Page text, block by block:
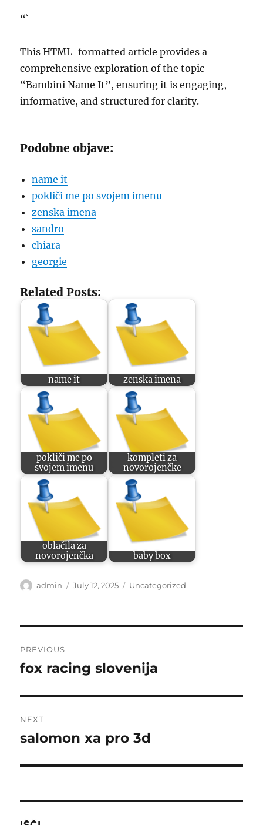
“`
This HTML-formatted article provides a
comprehensive exploration of the topic
“Bambini Name It”, ensuring it is engaging,
informative, and structured for clarity.
Podobne objave:
name it
pokliči me po svojem imenu
zenska imena
sandro
chiara
georgie
Related Posts:
name it zenska imena
pokliči me po
svojem imenu
kompleti za
novorojenčke
oblačila za
novorojenčka
baby box
Author
admin
Posted
July 12, 2025 Categories
Uncategorized
navigation
PREVIOUS
Previous
fox racing slovenija
NEXT
Next
salomon xa pro 3d